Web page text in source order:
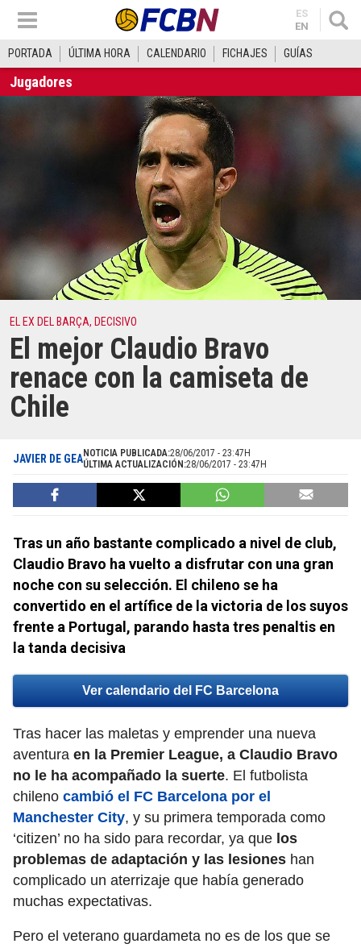
ES
EN
PORTADA ÚLTIMA HORA CALENDARIO FICHAJES GUÍAS
Jugadores
EL EX DEL BARÇA, DECISIVO
El mejor Claudio Bravo
renace con la camiseta de
Chile
JAVIER DE GEANOTICIA PUBLICADA:28/06/2017 - 23:47H
ÚLTIMA ACTUALIZACIÓN:28/06/2017 - 23:47H
Tras un año bastante complicado a nivel de club,
Claudio Bravo ha vuelto a disfrutar con una gran
noche con su selección. El chileno se ha
convertido en el artífice de la victoria de los suyos
frente a Portugal, parando hasta tres penaltis en
la tanda decisiva
Ver calendario del FC Barcelona
Tras hacer las maletas y emprender una nueva
aventura en la Premier League, a Claudio Bravo
no le ha acompañado la suerte. El futbolista
chileno cambió el FC Barcelona por el
Manchester City, y su primera temporada como
‘citizen’ no ha sido para recordar, ya que los
problemas de adaptación y las lesiones han
complicado un aterrizaje que había generado
muchas expectativas.
Pero el veterano guardameta no es de los que se